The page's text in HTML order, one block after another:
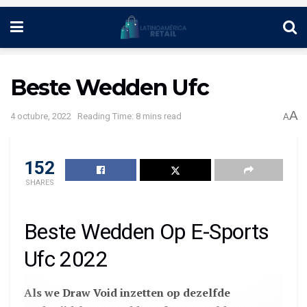
Beste Wedden Ufc
4 octubre, 2022 Reading Time: 8 mins read AA
152
SHARES
Beste Wedden Op E-Sports
Ufc 2022
Als we Draw Void inzetten op dezelfde